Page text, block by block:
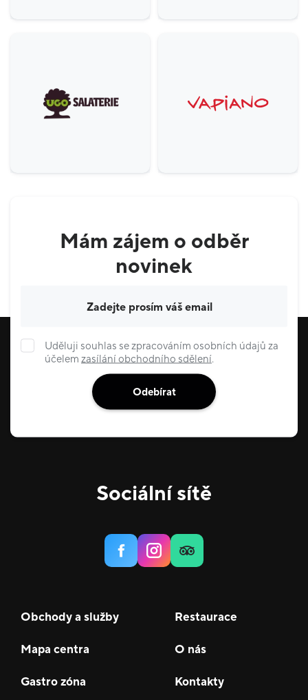
Mám zájem o odběr
novinek
Uděluji souhlas se zpracováním osobních údajů za
účelem zasílání obchodního sdělení.
Odebírat
Sociální sítě
Obchody a služby Restaurace
Mapa centra O nás
Gastro zóna Kontakty